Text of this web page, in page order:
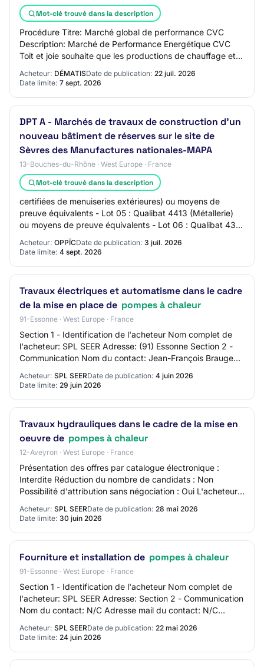
Mot-clé trouvé dans la description
Procédure Titre: Marché global de performance CVC
Description: Marché de Performance Energétique CVC
Toit et joie souhaite que les productions de chauffage et
d'eau chaude solaires, biomasse et pompe…
Acheteur: DÉMATISDate de publication: 22 juil. 2026
Date limite: 7 sept. 2026
DPT A - Marchés de travaux de construction d'un
nouveau bâtiment de réserves sur le site de
Sèvres des Manufactures nationales-MAPA
13-Bouches-du-Rhône · West Europe · France
Mot-clé trouvé dans la description
certifiées de menuiseries extérieures) ou moyens de
preuve équivalents - Lot 05 : Qualibat 4413 (Métallerie)
ou moyens de preuve équivalents - Lot 06 : Qualibat 4312
(Fourniture et pose de menuiserie…
Acheteur: OPPÏCDate de publication: 3 juil. 2026
Date limite: 4 sept. 2026
Travaux électriques et automatisme dans le cadre
de la mise en place de pompes à chaleur
91-Essonne · West Europe · France
Section 1 - Identification de l'acheteur Nom complet de
l'acheteur: SPL SEER Adresse: (91) Essonne Section 2 -
Communication Nom du contact: Jean-François Brauge
Acheteur: SPL SEERDate de publication: 4 juin 2026
Date limite: 29 juin 2026
Travaux hydrauliques dans le cadre de la mise en
oeuvre de pompes à chaleur
12-Aveyron · West Europe · France
Présentation des offres par catalogue électronique :
Interdite Réduction du nombre de candidats : Non
Possibilité d'attribution sans négociation : Oui L'acheteur
Acheteur: SPL SEERDate de publication: 28 mai 2026
Date limite: 30 juin 2026
Fourniture et installation de pompes à chaleur
91-Essonne · West Europe · France
Section 1 - Identification de l'acheteur Nom complet de
l'acheteur: SPL SEER Adresse: Section 2 - Communication
Nom du contact: N/C Adresse mail du contact: N/C
Acheteur: SPL SEERDate de publication: 22 mai 2026
Date limite: 24 juin 2026